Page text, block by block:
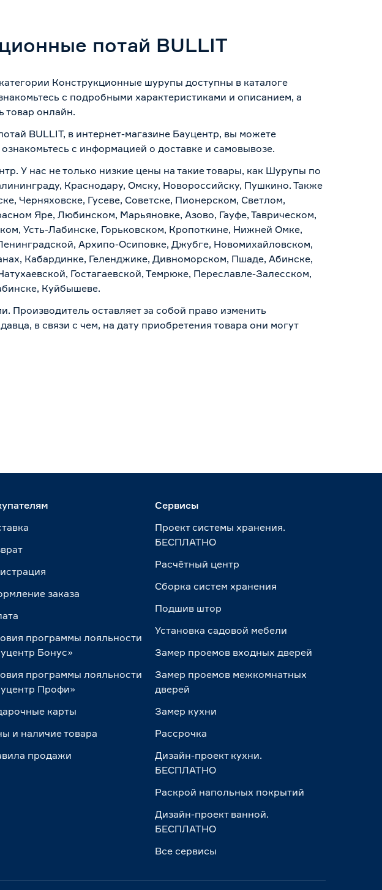
потай BULLIT
Конструкционные шурупы доступны в каталоге
с подробными характеристиками и описанием, а
товар онлайн.
BULLIT, в интернет-магазине Бауцентр, вы можете
с информацией о доставке и самовывозе.
У нас не только низкие цены на такие товары, как Шурупы по
Краснодару, Омску, Новороссийску, Пушкино. Также
Черняховске, Гусеве, Советске, Пионерском, Светлом,
Яре, Любинском, Марьяновке, Азово, Гауфе, Таврическом,
Усть-Лабинске, Горьковском, Кропоткине, Нижней Омке,
Архипо-Осиповке, Джубге, Новомихайловском,
Кабардинке, Геленджике, Дивноморском, Пшаде, Абинске,
Гостагаевской, Темрюке, Переславле-Залесском,
Куйбышеве.
Производитель оставляет за собой право изменить
в связи с чем, на дату приобретения товара они могут
заказа
программы лояльности
Бонус»
программы лояльности
Профи»
карты
и наличие товара
продажи
Сервисы
Проект системы хранения.
БЕСПЛАТНО
Расчётный центр
Сборка систем хранения
Подшив штор
Установка садовой мебели
Замер проемов входных дверей
Замер проемов межкомнатных
дверей
Замер кухни
Рассрочка
Дизайн-проект кухни.
БЕСПЛАТНО
Раскрой напольных покрытий
Дизайн-проект ванной.
БЕСПЛАТНО
Все сервисы